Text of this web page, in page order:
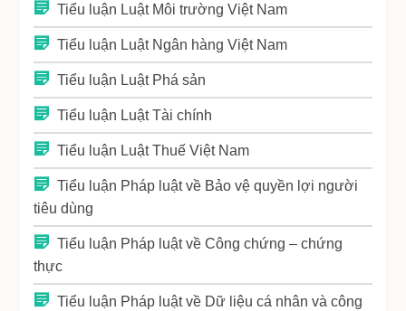
Tiểu luận Luật Môi trường Việt Nam
Tiểu luận Luật Ngân hàng Việt Nam
Tiểu luận Luật Phá sản
Tiểu luận Luật Tài chính
Tiểu luận Luật Thuế Việt Nam
Tiểu luận Pháp luật về Bảo vệ quyền lợi người
tiêu dùng
Tiểu luận Pháp luật về Công chứng – chứng
thực
Tiểu luận Pháp luật về Dữ liệu cá nhân và công